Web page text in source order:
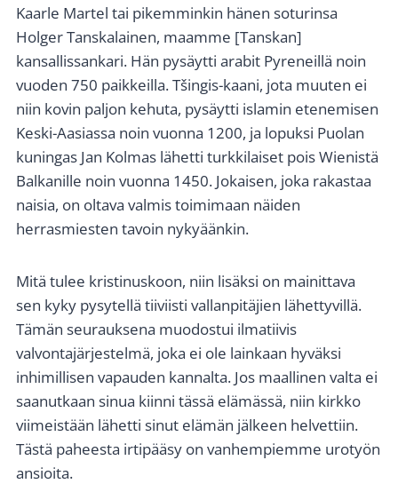
Kaarle Martel tai pikemminkin hänen soturinsa
Holger Tanskalainen, maamme [Tanskan]
kansallissankari. Hän pysäytti arabit Pyreneillä noin
vuoden 750 paikkeilla. Tšingis-kaani, jota muuten ei
niin kovin paljon kehuta, pysäytti islamin etenemisen
Keski-Aasiassa noin vuonna 1200, ja lopuksi Puolan
kuningas Jan Kolmas lähetti turkkilaiset pois Wienistä
Balkanille noin vuonna 1450. Jokaisen, joka rakastaa
naisia, on oltava valmis toimimaan näiden
herrasmiesten tavoin nykyäänkin.
Mitä tulee kristinuskoon, niin lisäksi on mainittava
sen kyky pysytellä tiiviisti vallanpitäjien lähettyvillä.
Tämän seurauksena muodostui ilmatiivis
valvontajärjestelmä, joka ei ole lainkaan hyväksi
inhimillisen vapauden kannalta. Jos maallinen valta ei
saanutkaan sinua kiinni tässä elämässä, niin kirkko
viimeistään lähetti sinut elämän jälkeen helvettiin.
Tästä paheesta irtipääsy on vanhempiemme urotyön
ansioita.